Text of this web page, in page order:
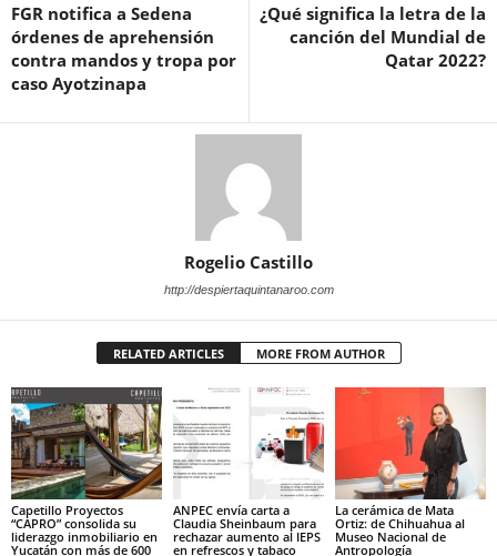
FGR notifica a Sedena
órdenes de aprehensión
contra mandos y tropa por
caso Ayotzinapa
¿Qué significa la letra de la
canción del Mundial de
Qatar 2022?
Rogelio Castillo
http://despiertaquintanaroo.com
RELATED ARTICLES MORE FROM AUTHOR
Capetillo Proyectos
“CAPRO” consolida su
liderazgo inmobiliario en
Yucatán con más de 600
ANPEC envía carta a
Claudia Sheinbaum para
rechazar aumento al IEPS
en refrescos y tabaco
La cerámica de Mata
Ortiz: de Chihuahua al
Museo Nacional de
Antropología